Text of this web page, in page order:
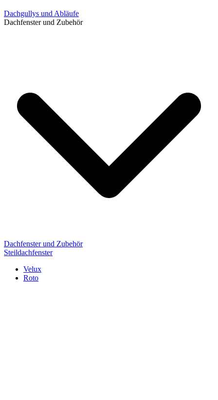
Dachgullys und Abläufe
Dachfenster und Zubehör
Dachfenster und Zubehör
Steildachfenster
Velux
Roto